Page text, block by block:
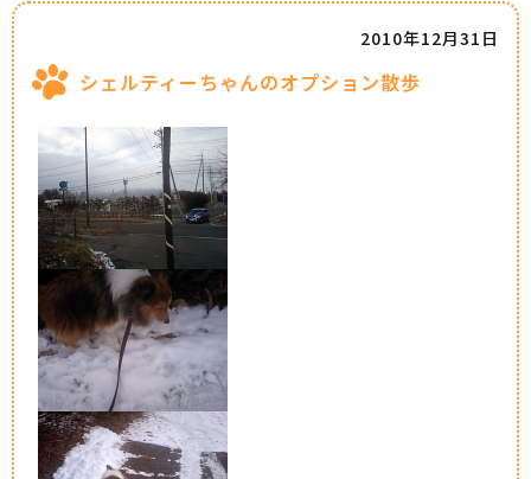
シェルティーちゃんのオプション散歩
2010年12月31日